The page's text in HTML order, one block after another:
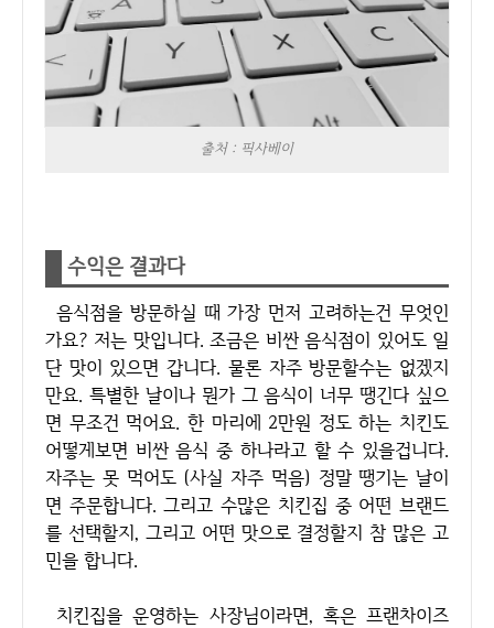
출처 : 픽사베이
수익은 결과다
음식점을 방문하실 때 가장 먼저 고려하는건 무엇인
가요? 저는 맛입니다. 조금은 비싼 음식점이 있어도 일
단 맛이 있으면 갑니다. 물론 자주 방문할수는 없겠지
만요. 특별한 날이나 뭔가 그 음식이 너무 땡긴다 싶으
면 무조건 먹어요. 한 마리에 2만원 정도 하는 치킨도
어떻게보면 비싼 음식 중 하나라고 할 수 있을겁니다.
자주는 못 먹어도 (사실 자주 먹음) 정말 땡기는 날이
면 주문합니다. 그리고 수많은 치킨집 중 어떤 브랜드
를 선택할지, 그리고 어떤 맛으로 결정할지 참 많은 고
민을 합니다.
치킨집을 운영하는 사장님이라면, 혹은 프랜차이즈